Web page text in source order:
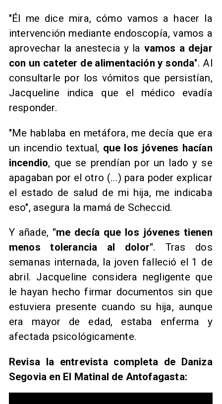
"Él me dice mira, cómo vamos a hacer la
intervención mediante endoscopía, vamos a
aprovechar la anestecia y la vamos a dejar
con un cateter de alimentación y sonda". Al
consultarle por los vómitos que persistían,
Jacqueline indica que el médico evadía
responder.
"Me hablaba en metáfora, me decía que era
un incendio textual, que los jóvenes hacían
incendio, que se prendían por un lado y se
apagaban por el otro (...) para poder explicar
el estado de salud de mi hija, me indicaba
eso", asegura la mamá de Scheccid.
Y añade, "me decía que los jóvenes tienen
menos tolerancia al dolor". Tras dos
semanas internada, la joven falleció el 1 de
abril. Jacqueline considera negligente que
le hayan hecho firmar documentos sin que
estuviera presente cuando su hija, aunque
era mayor de edad, estaba enferma y
afectada psicológicamente.
Revisa la entrevista completa de Daniza
Segovia en El Matinal de Antofagasta: